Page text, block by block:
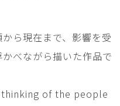
ら現在まで、影響を受
べながら描いた作品で
of the people